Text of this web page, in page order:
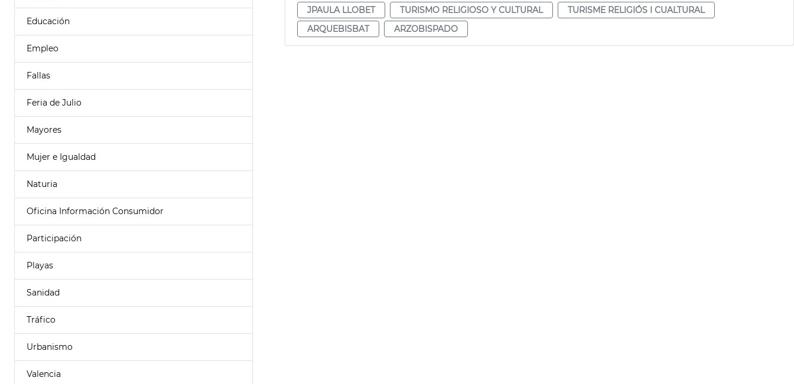
Educación
Empleo
Fallas
Feria de Julio
Mayores
Mujer e Igualdad
Naturia
Oficina Información Consumidor
Participación
Playas
Sanidad
Tráfico
Urbanismo
Valencia
JPAULA LLOBET
TURISMO RELIGIOSO Y CULTURAL
TURISME RELIGIÓS I CUALTURAL
ARQUEBISBAT
ARZOBISPADO